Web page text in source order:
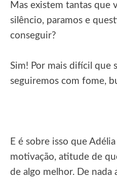
Mas existem tantas que
silêncio, paramos e
conseguir?
Sim! Por mais difícil que
seguiremos com fome,
E é sobre isso que
motivação, atitude de
de algo melhor. De nada